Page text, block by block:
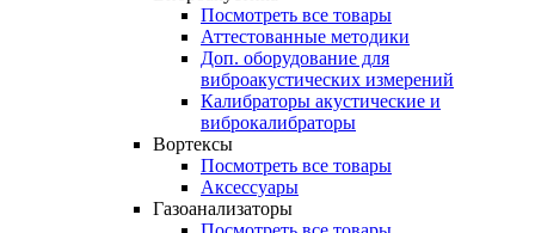
Посмотреть все товары
Аттестованные методики
Доп. оборудование для
виброакустических измерений
Калибраторы акустические и
виброкалибраторы
Вортексы
Посмотреть все товары
Аксессуары
Газоанализаторы